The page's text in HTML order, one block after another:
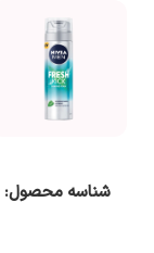
شناسه محصول: